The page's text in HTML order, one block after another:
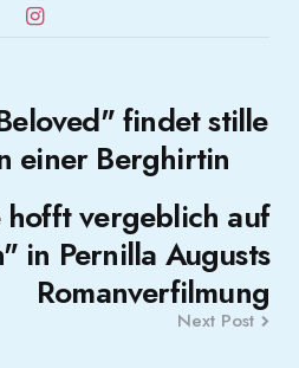
findet stille
einer Berghirtin
hofft vergeblich auf
in Pernilla Augusts
Romanverfilmung
Next Post